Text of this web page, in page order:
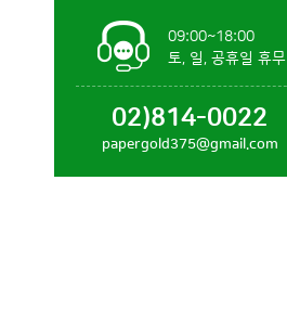
09:00~18:00
토, 일, 공휴일 휴무
02)814-0022
papergold375@gmail.com